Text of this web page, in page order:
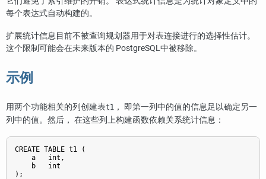
每个表达式自动构建的。
扩展统计信息目前不被查询规划器用于对表连接进行的选择性估计。
这个限制可能会在未来版本的 PostgreSQL中被移除。
示例
用两个功能相关的列创建表t1 ， 即第一列中的值的信息足以确定另一
列中的值。然后， 在这些列上构建函数依赖关系统计信息：
CREATE TABLE t1 (
    a   int,
    b   int
);